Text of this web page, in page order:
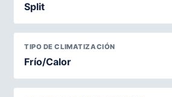
Split
TIPO DE CLIMATIZACIÓN
Frío/Calor